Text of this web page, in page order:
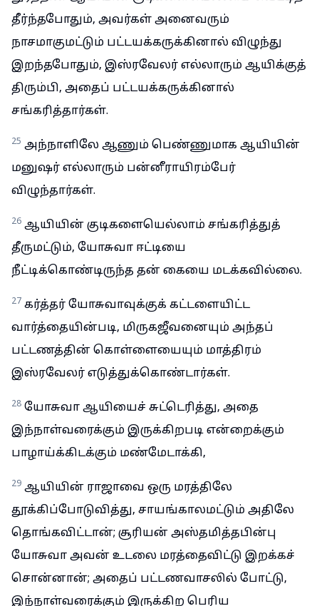
தீர்ந்தபோதும், அவர்கள் அனைவரும்
நாசமாகுமட்டும் பட்டயக்கருக்கினால் விழுந்து
இறந்தபோதும், இஸ்ரவேலர் எல்லாரும் ஆயிக்குத்
திரும்பி, அதைப் பட்டயக்கருக்கினால்
சங்கரித்தார்கள்.
25 அந்நாளிலே ஆணும் பெண்ணுமாக ஆயியின்
மனுஷர் எல்லாரும் பன்னீராயிரம்பேர்
விழுந்தார்கள்.
26 ஆயியின் குடிகளையெல்லாம் சங்கரித்துத்
தீருமட்டும், யோசுவா ஈட்டியை
நீட்டிக்கொண்டிருந்த தன் கையை மடக்கவில்லை.
27 கர்த்தர் யோசுவாவுக்குக் கட்டளையிட்ட
வார்த்தையின்படி, மிருகஜீவனையும் அந்தப்
பட்டணத்தின் கொள்ளையையும் மாத்திரம்
இஸ்ரவேலர் எடுத்துக்கொண்டார்கள்.
28 யோசுவா ஆயியைச் சுட்டெரித்து, அதை
இந்நாள்வரைக்கும் இருக்கிறபடி என்றைக்கும்
பாழாய்க்கிடக்கும் மண்மேடாக்கி,
29 ஆயியின் ராஜாவை ஒரு மரத்திலே
தூக்கிப்போடுவித்து, சாயங்காலமட்டும் அதிலே
தொங்கவிட்டான்; சூரியன் அஸ்தமித்தபின்பு
யோசுவா அவன் உடலை மரத்தைவிட்டு இறக்கச்
சொன்னான்; அதைப் பட்டணவாசலில் போட்டு,
இந்நாள்வரைக்கும் இருக்கிற பெரிய